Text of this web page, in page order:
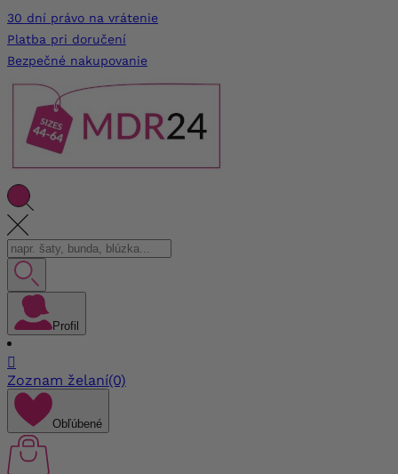
30 dní právo na vrátenie
Platba pri doručení
Bezpečné nakupovanie
Profil

Zoznam želaní(0)
Obľúbené